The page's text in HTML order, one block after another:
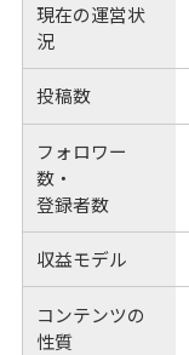
現在の運営状
況
投稿数
フォロワー
数・
登録者数
収益モデル
コンテンツの
性質